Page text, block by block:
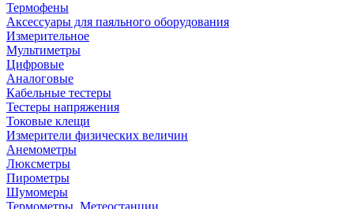
Термофены
Аксессуары для паяльного оборудования
Измерительное
Мультиметры
Цифровые
Аналоговые
Кабельные тестеры
Тестеры напряжения
Токовые клещи
Измерители физических величин
Анемометры
Люксметры
Пирометры
Шумомеры
Термометры, Метеостанции